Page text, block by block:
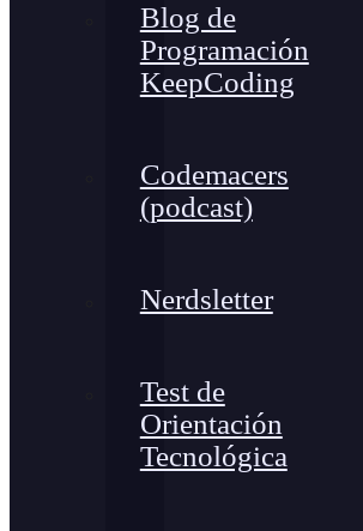
Blog de
Programación
KeepCoding
Codemacers
(podcast)
Nerdsletter
Test de
Orientación
Tecnológica